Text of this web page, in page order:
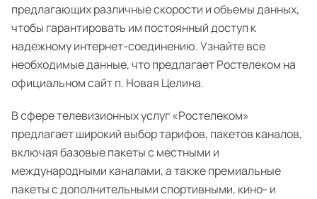
предлагающих различные скорости и объемы данных,
чтобы гарантировать им постоянный доступ к
надежному интернет-соединению. Узнайте все
необходимые данные, что предлагает Ростелеком на
официальном сайт п. Новая Целина.
В сфере телевизионных услуг «Ростелеком»
предлагает широкий выбор тарифов, пакетов каналов,
включая базовые пакеты с местными и
международными каналами, а также премиальные
пакеты с дополнительными спортивными, кино- и